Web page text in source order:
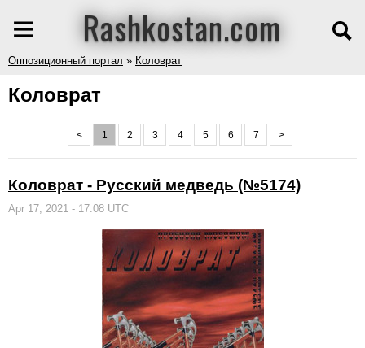
Rashkostan.com
Оппозиционный портал » Коловрат
Коловрат
< 1 2 3 4 5 6 7 >
Коловрат - Русский медведь (№5174)
Apr 17, 2021 - 17:08 UTC